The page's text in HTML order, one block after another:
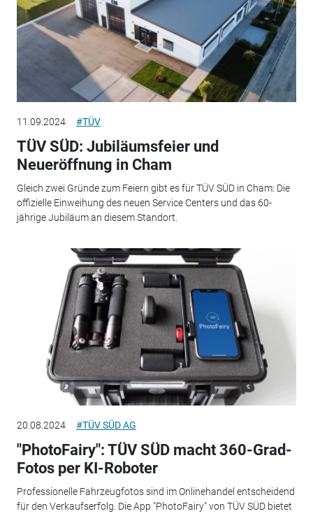
11.09.2024 #TÜV
TÜV SÜD: Jubiläumsfeier und
Neueröffnung in Cham
Gleich zwei Gründe zum Feiern gibt es für TÜV SÜD in Cham: Die
offizielle Einweihung des neuen Service Centers und das 60-
jährige Jubiläum an diesem Standort.
20.08.2024 #TÜV SÜD AG
"PhotoFairy": TÜV SÜD macht 360-Grad-
Fotos per KI-Roboter
Professionelle Fahrzeugfotos sind im Onlinehandel entscheidend
für den Verkaufserfolg. Die App "PhotoFairy" von TÜV SÜD bietet